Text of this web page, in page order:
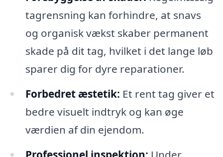
tagrensning kan forhindre, at snavs
og organisk vækst skaber permanent
skade på dit tag, hvilket i det lange løb
sparer dig for dyre reparationer.
Forbedret æstetik: Et rent tag giver et
bedre visuelt indtryk og kan øge
værdien af din ejendom.